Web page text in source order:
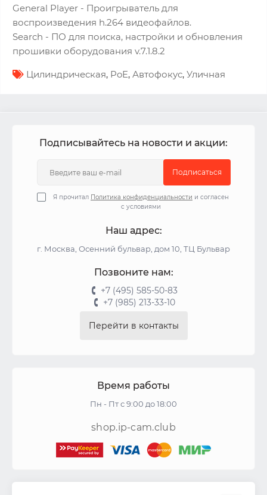
General Player - Проигрыватель для
воспроизведения h.264 видеофайлов.
Search - ПО для поиска, настройки и обновления
прошивки оборудования v.7.1.8.2
Цилиндрическая, PoE, Автофокус, Уличная
Подписывайтесь на новости и акции:
Подписаться
Я прочитал Политика конфиденциальности и согласен
с условиями
Наш адрес:
г. Москва, Осенний бульвар, дом 10, ТЦ Бульвар
Позвоните нам:
+7 (495) 585-50-83
+7 (985) 213-33-10
Перейти в контакты
Время работы
Пн - Пт с 9:00 до 18:00
shop.ip-cam.club